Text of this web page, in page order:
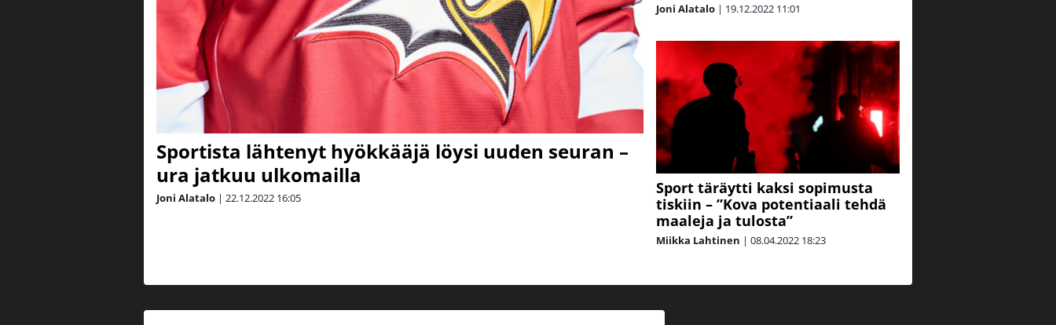
Sportista lähtenyt hyökkääjä löysi uuden seuran –
ura jatkuu ulkomailla
Joni Alatalo | 22.12.2022 16:05
Joni Alatalo | 19.12.2022 11:01
Sport täräytti kaksi sopimusta
tiskiin – ”Kova potentiaali tehdä
maaleja ja tulosta”
Miikka Lahtinen | 08.04.2022 18:23